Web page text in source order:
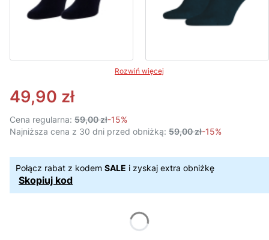
Rozwiń więcej
49,90 zł
Cena regularna: 59,00 zł-15%
Najniższa cena z 30 dni przed obniżką: 59,00 zł-15%
Połącz rabat z kodem SALE i zyskaj extra obniżkę
Skopiuj kod